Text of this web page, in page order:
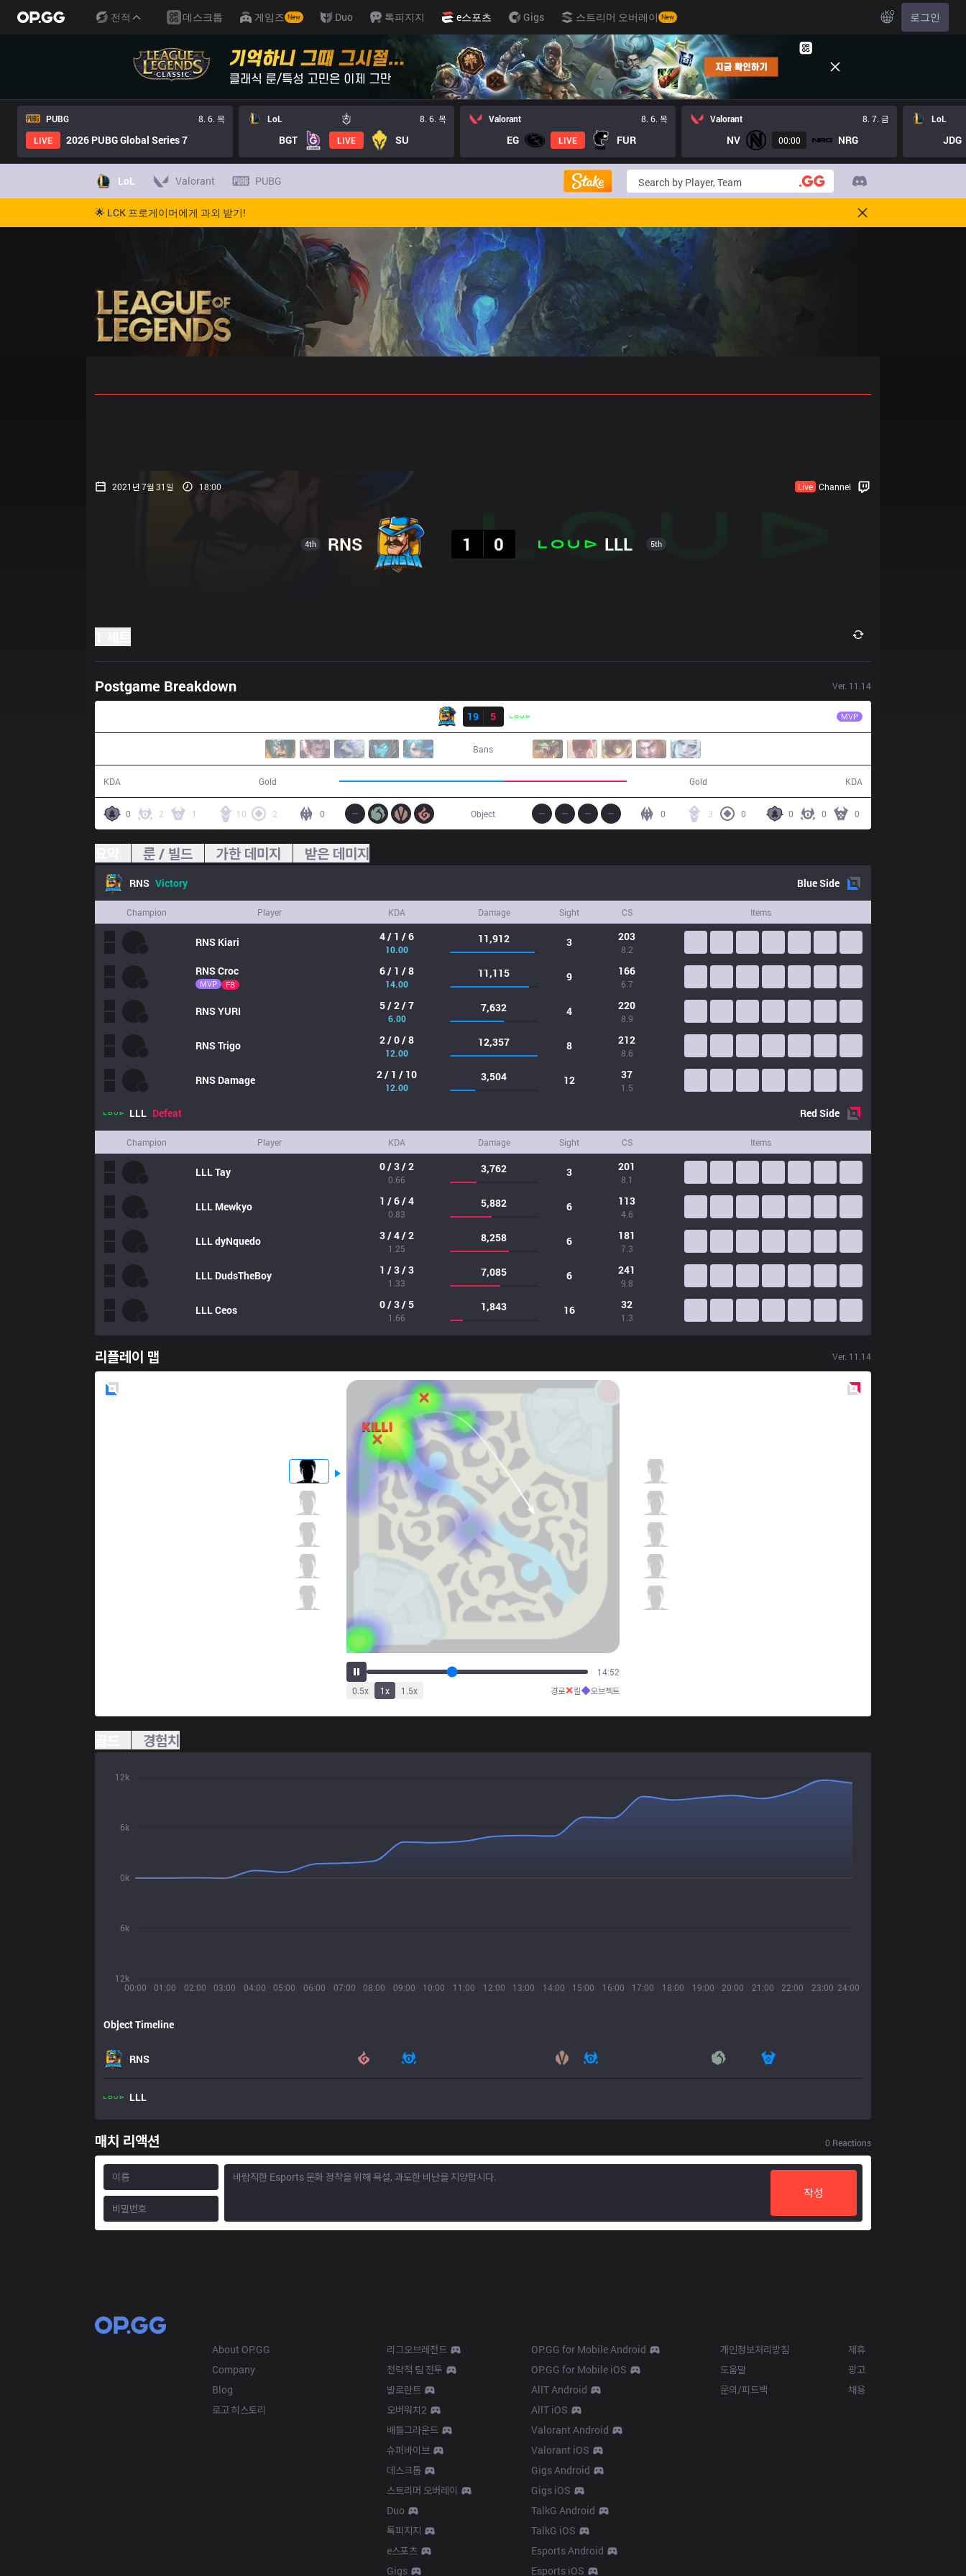
전적 데스크톱 게임즈 New Duo 톡피지지 e스포츠 Gigs 스트리머 오버레이 New KO 로그인
PUBG
8. 6. 목
LIVE
2026 PUBG Global Series 7
LoL 8. 6. 목
BGT LIVE SU
Valorant 8. 6. 목
EG LIVE FUR
Valorant 8. 7. 금
NV 00:00 NRG
LoL
JDG
LoL Valorant PUBG
🌟 LCK 프로게이머에게 과외 받기!
2021년 7월 31일 18:00 Live Channel
4th RNS
1
0 LLL 5th
Postgame Breakdown Ver. 11.14
19
5 MVP
Bans
KDA Gold Gold KDA
0 2 1 10 2 0 0 0 0
3 0
0
Object
룬 / 빌드 가한 데미지 받은 데미지
RNS Victory BlueSide
Champion Player KDA Damage Sight CS Items
RNS Kiari 4 / 1 / 6
10.00
11,912 3 203
8.2
RNSCroc
MVP FB
6 / 1 / 8
14.00
11,115 9 166
6.7
RNSYURI 5 / 2 / 7
6.00
7,632 4 220
8.9
RNSTrigo 2 / 0 / 8
12.00
12,357 8 212
8.6
RNS Damage 2 / 1 / 10
12.00
3,504 12 37
1.5
LLL Defeat RedSide
Champion Player KDA Damage Sight CS Items
LLLTay 0 / 3 / 2
0.66
3,762 3 201
8.1
LLL Mewkyo 1 / 6 / 4
0.83
5,882 6 113
4.6
LLLdyNquedo 3 / 4 / 2
1.25
8,258 6 181
7.3
LLL DudsTheBoy 1 / 3 / 3
1.33
7,085 6 241
9.8
LLLCeos 0 / 3 / 5
1.66
1,843 16 32
1.3
리플레이 맵 Ver. 11.14
18:34
0.5x 1x 1.5x 경로✕킬◆오브젝트
경험치
00:00 01:00 02:00 03:00 04:00 05:00 06:00 07:00 08:00 09:00 10:00 11:00 12:00 13:00 14:00 15:00 16:00 17:00 18:00 19:00 20:00 21:00 22:00 23:00 24:00
12k
6k
0k
6k
12k
Object Timeline
RNS
LLL
매치 리액션 0 Reactions
작성
About OP.GG
Company
Blog
로고 히스토리
리그오브레전드
전략적 팀 전투
발로란트
오버워치2
배틀그라운드
슈퍼바이브
데스크톱
스트리머 오버레이
Duo
톡피지지
e스포츠
Gigs
OP.GG for Mobile Android
OP.GG for Mobile iOS
AllT Android
AllT iOS
Valorant Android
Valorant iOS
Gigs Android
Gigs iOS
TalkG Android
TalkG iOS
Esports Android
Esports iOS
개인정보처리방침
도움말
문의/피드백
제휴
광고
채용